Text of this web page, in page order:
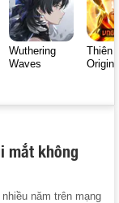
Wuthering
Waves
Thiên
Origin
mắt không
năm trên mạng